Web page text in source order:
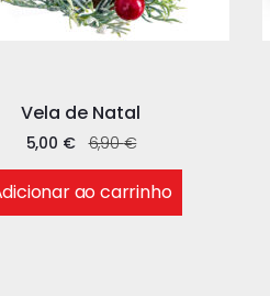
Vela de Natal
6,90€
5,00 €
ao carrinho